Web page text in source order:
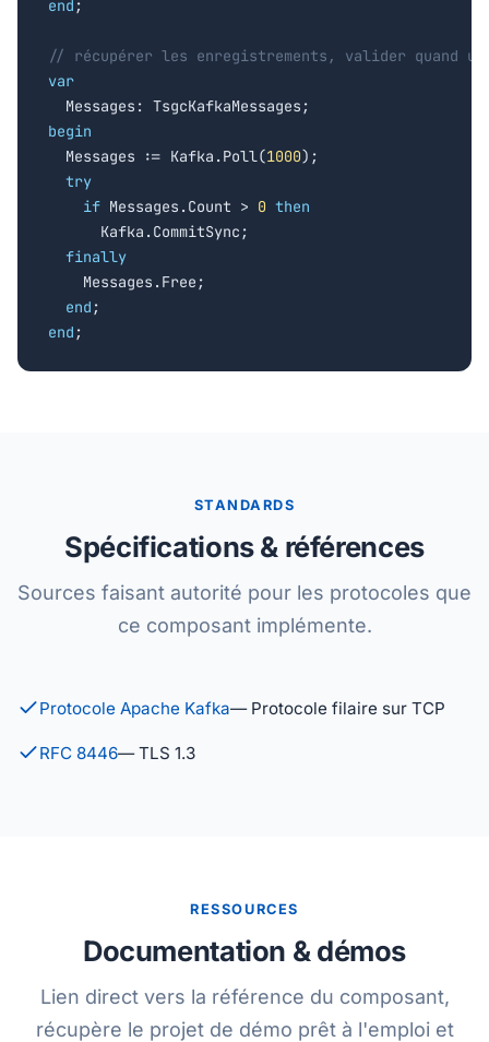
end ;
// récupérer les enregistrements, valider quand
var
begin
Messages := Kafka.Poll(1000);
try
if Messages.Count > 0 then
      Kafka.CommitSync;
finally
    Messages.Free;
end
end ;
STANDARDS
Spécifications & références
Sources faisant autorité pour les protocoles que
ce composant implémente.
Protocole Apache Kafka— Protocole filaire sur TCP
RFC 8446— TLS 1.3
RESSOURCES
Documentation & démos
Lien direct vers la référence du composant,
récupère le projet de démo prêt à l'emploi et